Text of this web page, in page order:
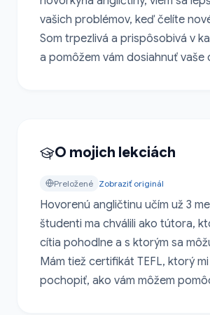
vašich problémov, keď čelíte
Som trpezlivá a prispôsobivá v
a pomôžem vám dosiahnuť vaše
O mojich lekciách
Preložené Zobraziť originál
Hovorenú angličtinu učím už 3
študenti ma chválili ako tútora,
cítia pohodlne a s ktorým sa
Mám tiež certifikát TEFL, ktorý
pochopiť, ako vám môžem